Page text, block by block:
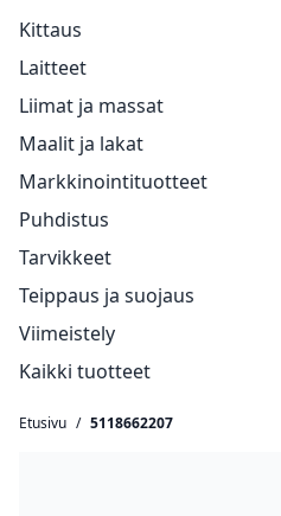
Kittaus
Laitteet
Liimat ja massat
Maalit ja lakat
Markkinointituotteet
Puhdistus
Tarvikkeet
Teippaus ja suojaus
Viimeistely
Kaikki tuotteet
Etusivu / 5118662207